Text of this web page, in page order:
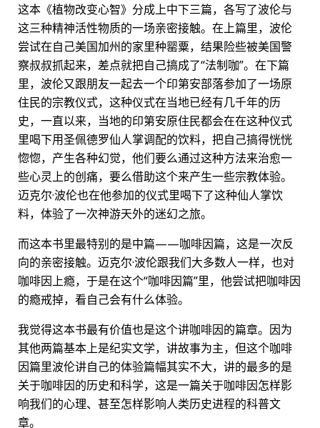
这本《植物改变心智》分成上中下三篇，各写了波伦与
这三种精神活性物质的一场亲密接触。在上篇里，波伦
尝试在自己美国加州的家里种罂粟，结果险些被美国警
察叔叔抓起来，差点就把自己搞成了“法制咖”。在下篇
里，波伦又跟朋友一起去一个印第安部落参加了一场原
住民的宗教仪式，这种仪式在当地已经有几千年的历
史，一直以来，当地的印第安原住民都会在在这种仪式
里喝下用圣佩德罗仙人掌调配的饮料，把自己搞得恍恍
惚惚，产生各种幻觉，他们要么通过这种方法来治愈一
些心灵上的创痛，要么借助这个来产生一些宗教体验。
迈克尔·波伦也在他参加的仪式里喝下了这种仙人掌饮
料，体验了一次神游天外的迷幻之旅。
而这本书里最特别的是中篇——咖啡因篇，这是一次反
向的亲密接触。迈克尔·波伦跟我们大多数人一样，也对
咖啡因上瘾，于是在这个“咖啡因篇”里，他尝试把咖啡因
的瘾戒掉，看自己会有什么体验。
我觉得这本书最有价值也是这个讲咖啡因的篇章。因为
其他两篇基本上是纪实文学，讲故事为主，但这个咖啡
因篇里波伦讲自己的体验篇幅其实不大，讲的最多的是
关于咖啡因的历史和科学，这是一篇关于咖啡因怎样影
响我们的心理、甚至怎样影响人类历史进程的科普文
章。